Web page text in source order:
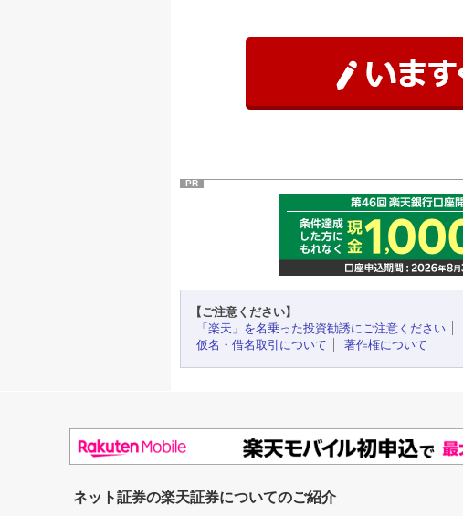
PR
【ご注意ください】
「楽天」を名乗った投資勧誘にご注意ください
仮名・借名取引について
著作権について
ネット証券の楽天証券についてのご紹介